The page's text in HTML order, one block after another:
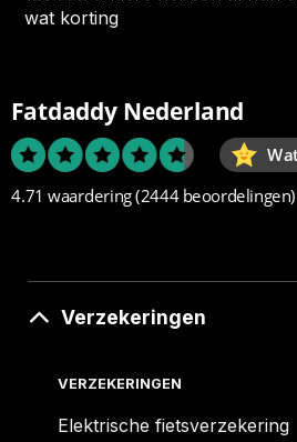
wat korting
Fatdaddy Nederland
4.71 waardering(2444 beoordelingen)
Verzekeringen
VERZEKERINGEN
Elektrische fietsverzekering